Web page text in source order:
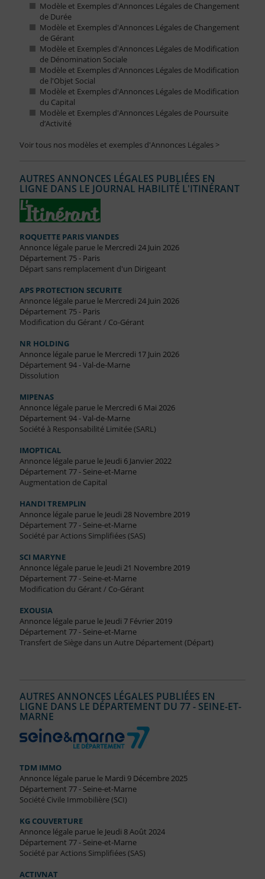
Modèle et Exemples d'Annonces Légales de Changement
de Durée
Modèle et Exemples d'Annonces Légales de Changement
de Gérant
Modèle et Exemples d'Annonces Légales de Modification
de Dénomination Sociale
Modèle et Exemples d'Annonces Légales de Modification
de l'Objet Social
Modèle et Exemples d'Annonces Légales de Modification
du Capital
Modèle et Exemples d'Annonces Légales de Poursuite
d’Activité
Voir tous nos modèles et exemples d'Annonces Légales >
AUTRES ANNONCES LÉGALES PUBLIÉES EN
LIGNE DANS LE JOURNAL HABILITÉ L'ITINÉRANT
ROQUETTE PARIS VIANDES
Annonce légale parue le Mercredi 24 Juin 2026
Département 75 - Paris
Départ sans remplacement d'un Dirigeant
APS PROTECTION SECURITE
Annonce légale parue le Mercredi 24 Juin 2026
Département 75 - Paris
Modification du Gérant / Co-Gérant
NR HOLDING
Annonce légale parue le Mercredi 17 Juin 2026
Département 94 - Val-de-Marne
Dissolution
MIPENAS
Annonce légale parue le Mercredi 6 Mai 2026
Département 94 - Val-de-Marne
Société à Responsabilité Limitée (SARL)
IMOPTICAL
Annonce légale parue le Jeudi 6 Janvier 2022
Département 77 - Seine-et-Marne
Augmentation de Capital
HANDI TREMPLIN
Annonce légale parue le Jeudi 28 Novembre 2019
Département 77 - Seine-et-Marne
Société par Actions Simplifiées (SAS)
SCI MARYNE
Annonce légale parue le Jeudi 21 Novembre 2019
Département 77 - Seine-et-Marne
Modification du Gérant / Co-Gérant
EXOUSIA
Annonce légale parue le Jeudi 7 Février 2019
Département 77 - Seine-et-Marne
Transfert de Siège dans un Autre Département (Départ)
AUTRES ANNONCES LÉGALES PUBLIÉES EN
LIGNE DANS LE DÉPARTEMENT DU 77 - SEINE-ET-
MARNE
TDM IMMO
Annonce légale parue le Mardi 9 Décembre 2025
Département 77 - Seine-et-Marne
Société Civile Immobilière (SCI)
KG COUVERTURE
Annonce légale parue le Jeudi 8 Août 2024
Département 77 - Seine-et-Marne
Société par Actions Simplifiées (SAS)
ACTIVNAT